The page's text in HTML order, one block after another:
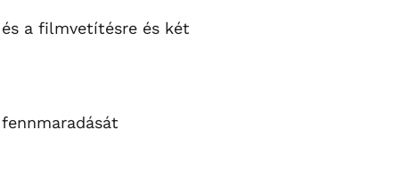
a filmvetítésre és két